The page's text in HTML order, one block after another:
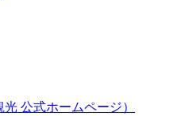
光 公式ホームページ）